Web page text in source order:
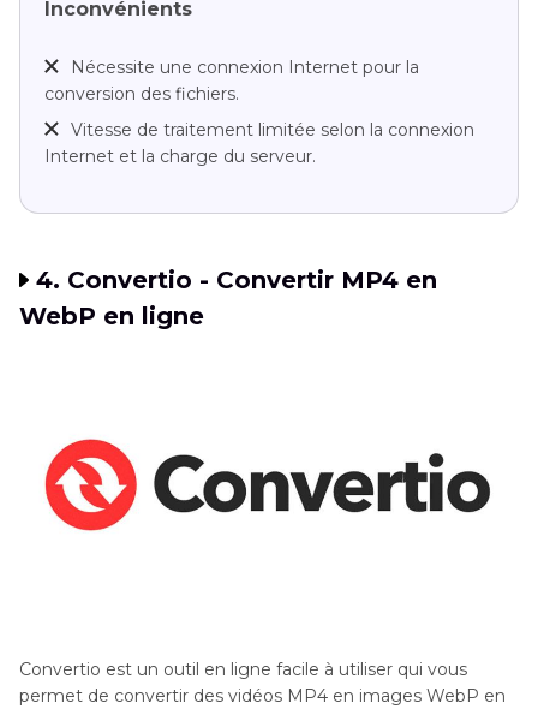
Inconvénients
Nécessite une connexion Internet pour la
conversion des fichiers.
Vitesse de traitement limitée selon la connexion
Internet et la charge du serveur.
4. Convertio - Convertir MP4 en
WebP en ligne
Convertio est un outil en ligne facile à utiliser qui vous
permet de convertir des vidéos MP4 en images WebP en